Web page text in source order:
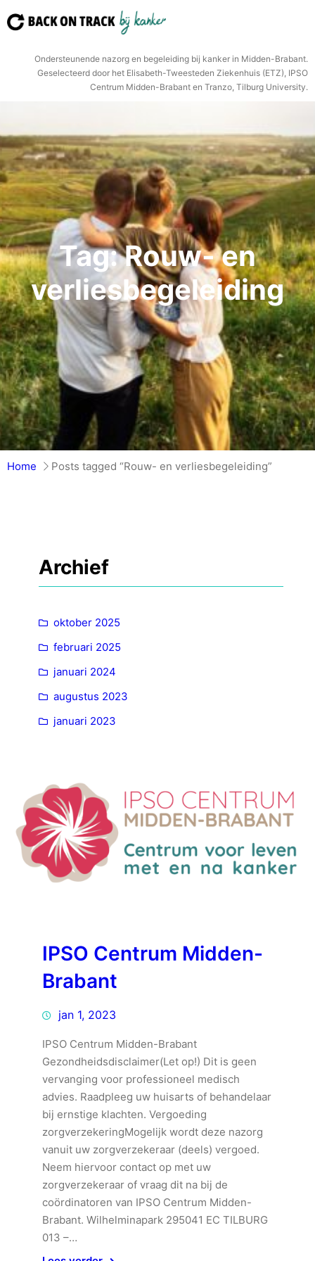
naar
Ondersteunende nazorg en begeleiding bij kanker in Midden-Brabant.
Geselecteerd door het Elisabeth-Tweesteden Ziekenhuis (ETZ), IPSO
Centrum Midden-Brabant en Tranzo, Tilburg University.
Tag:Rouw- en
verliesbegeleiding
Home Posts tagged “Rouw- en verliesbegeleiding”
Archief
oktober 2025
februari 2025
januari 2024
augustus 2023
januari 2023
IPSO Centrum Midden-
Brabant
jan 1, 2023
IPSO Centrum Midden-Brabant
Gezondheidsdisclaimer(Let op!) Dit is geen
vervanging voor professioneel medisch
advies. Raadpleeg uw huisarts of behandelaar
bij ernstige klachten. Vergoeding
zorgverzekeringMogelijk wordt deze nazorg
vanuit uw zorgverzekeraar (deels) vergoed.
Neem hiervoor contact op met uw
zorgverzekeraar of vraag dit na bij de
coördinatoren van IPSO Centrum Midden-
Brabant. Wilhelminapark 295041 EC TILBURG
013 –…